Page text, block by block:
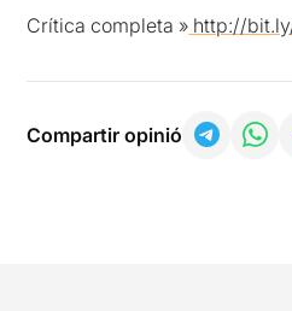
Crítica completa » http://
Compartir opinió